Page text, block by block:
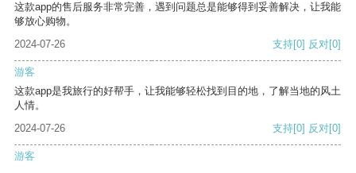
这款app的售后服务非常完善，遇到问题总是能够得到妥善解决，让我能
够放心购物。
2024-07-26
支持[0] 反对[0]
游客
这款app是我旅行的好帮手，让我能够轻松找到目的地，了解当地的风土
人情。
2024-07-26
支持[0] 反对[0]
游客